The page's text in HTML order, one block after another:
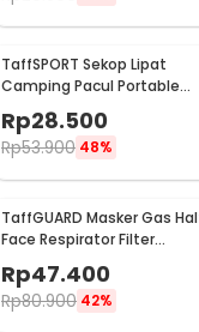
TaffSPORT Sekop Lipat
Camping Pacul Portable
Tactical Survival 40cm - 101
Rp28.500
Rp53.900 48%
TaffGUARD Masker Gas
Face Respirator Filter
Rp47.400
Rp80.900 42%